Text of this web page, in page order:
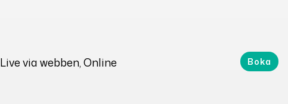
Live via webben, Online Boka